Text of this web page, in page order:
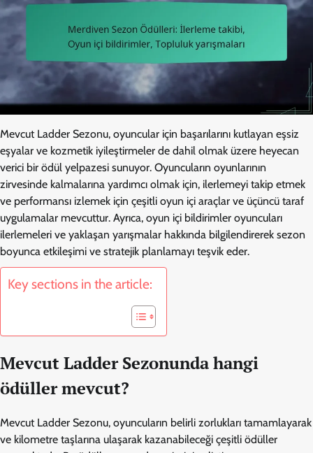
Mevcut Ladder Sezonu, oyuncular için başarılarını kutlayan eşsiz
eşyalar ve kozmetik iyileştirmeler de dahil olmak üzere heyecan
verici bir ödül yelpazesi sunuyor. Oyuncuların oyunlarının
zirvesinde kalmalarına yardımcı olmak için, ilerlemeyi takip etmek
ve performansı izlemek için çeşitli oyun içi araçlar ve üçüncü taraf
uygulamalar mevcuttur. Ayrıca, oyun içi bildirimler oyuncuları
ilerlemeleri ve yaklaşan yarışmalar hakkında bilgilendirerek sezon
boyunca etkileşimi ve stratejik planlamayı teşvik eder.
Key sections in the article:
Mevcut Ladder Sezonunda hangi
ödüller mevcut?
Mevcut Ladder Sezonu, oyuncuların belirli zorlukları tamamlayarak
ve kilometre taşlarına ulaşarak kazanabileceği çeşitli ödüller